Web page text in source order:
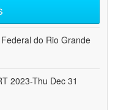
do Rio Grande
2023-Thu Dec 31